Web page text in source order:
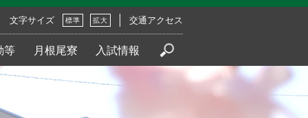
文字サイズ 標準 拡大 交通アクセス
等 月根尾寮 入試情報